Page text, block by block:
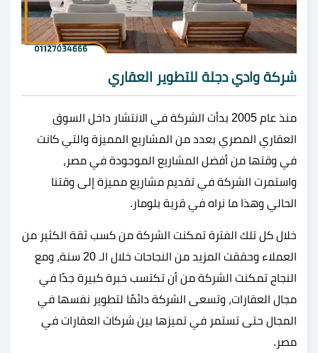
شركة وادي دجلة للتطوير العقاري
منذ عام 2005 بدأت الشركة في الانتشار داخل السوق
العقاري المصري بعدد من المشاريع المميزة والتي كانت
في وقتها من أفضل المشاريع الموجودة في مصر،
واستمرت الشركة في تقديم مشاريع مميزة إلى وقتنا
الحالي وهذا ما نراه في قرية بلومار.
خلال كل تلك الفترة تمكنت الشركة من كسب ثقة الكثير من
العملاء وحققت المزيد من النجاحات خلال الـ 20 سنة، ومع
النجاح تمكنت الشركة من أن تكتسب خبرة كبيرة جدًا في
مجال العقارات، وتسعى الشركة دائمًا لتطوير نفسها في
المجال حتى تستمر في تميزها بين شركات العقارات في
مصر.